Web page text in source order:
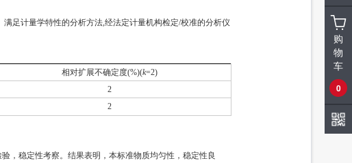
足计量学特性的分析方法,经法定计量机构检定/校准的分析仪
相对扩展不确定度(%)(k=2)
2
2
，稳定性考察。结果表明，本标准物质均匀性，稳定性良
购
物
车
0